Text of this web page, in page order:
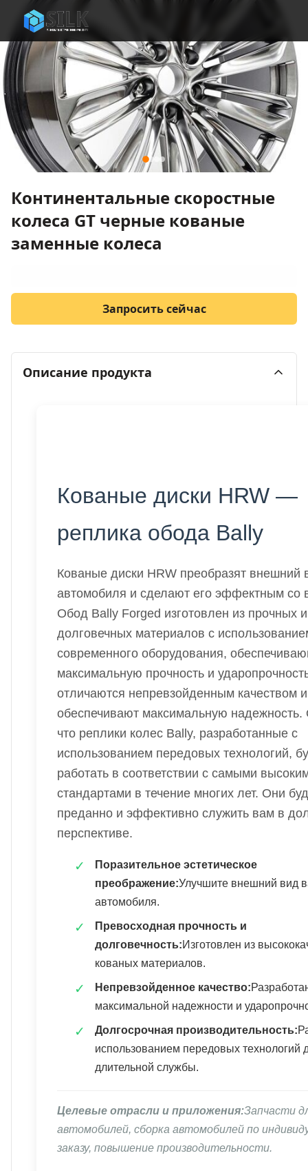
Континентальные скоростные
колеса GT черные кованые
заменные колеса
Запросить сейчас
Описание продукта
Кованые диски HRW —
реплика обода Bally
Кованые диски HRW преобразят внешний
автомобиля и сделают его эффектным со
Обод Bally Forged изготовлен из прочных и
долговечных материалов с
современного оборудования,
максимальную прочность и
отличаются непревзойденным качеством и
обеспечивают максимальную надежность.
что реплики колес Bally, разработанные с
использованием передовых технологий,
работать в соответствии с самыми
стандартами в течение многих лет. Они
преданно и эффективно служить вам в
перспективе.
Поразительное эстетическое
преображение:Улучшите внешний вид
автомобиля.
Превосходная прочность и
долговечность:Изготовлен из
кованых материалов.
Непревзойденное качество:
максимальной надежности и
Долгосрочная производительность:
использованием передовых технологий
длительной службы.
Целевые отрасли и приложения:Запчасти
автомобилей, сборка автомобилей по
заказу, повышение производительности.